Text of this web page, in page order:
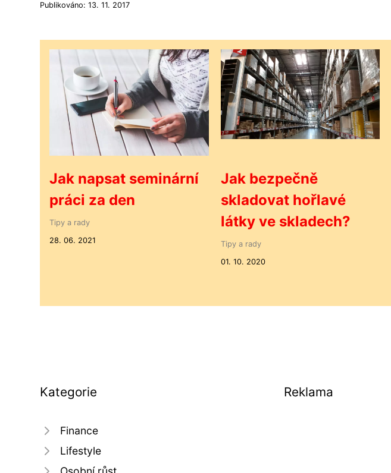
Publikováno: 13. 11. 2017
Jak napsat seminární
práci za den
Tipy a rady
28. 06. 2021
Jak bezpečně
skladovat hořlavé
látky ve skladech?
Tipy a rady
01. 10. 2020
Kategorie
Finance
Lifestyle
Reklama